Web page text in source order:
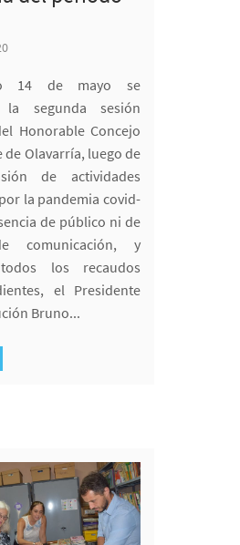
14 de mayo se
la segunda sesión
Honorable Concejo
de Olavarría, luego de
de actividades
la pandemia covid-
de público ni de
comunicación, y
los recaudos
el Presidente
Bruno...